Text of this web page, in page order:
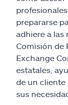
Asistencia y
Buscar agente
Explore
prepararse
adhiere a las
Comisión de
Exchange
estatales,
de un cliente
sus